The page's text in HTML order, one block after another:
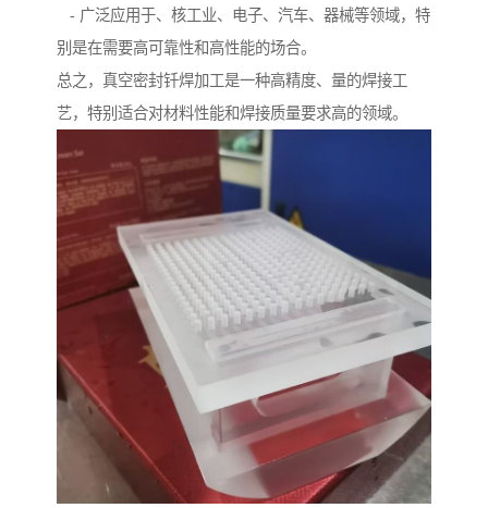
- 广泛应用于、核工业、电子、汽车、器械等领域，特
别是在需要高可靠性和高性能的场合。
总之，真空密封钎焊加工是一种高精度、量的焊接工
艺，特别适合对材料性能和焊接质量要求高的领域。